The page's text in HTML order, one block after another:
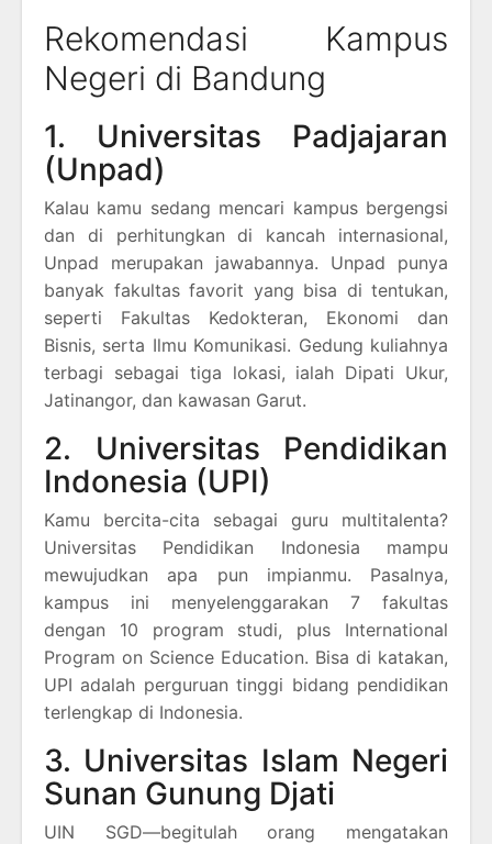
Rekomendasi Kampus
Negeri di Bandung
1. Universitas Padjajaran
(Unpad)
Kalau kamu sedang mencari kampus bergengsi
dan di perhitungkan di kancah internasional,
Unpad merupakan jawabannya. Unpad punya
banyak fakultas favorit yang bisa di tentukan,
seperti Fakultas Kedokteran, Ekonomi dan
Bisnis, serta Ilmu Komunikasi. Gedung kuliahnya
terbagi sebagai tiga lokasi, ialah Dipati Ukur,
Jatinangor, dan kawasan Garut.
2. Universitas Pendidikan
Indonesia (UPI)
Kamu bercita-cita sebagai guru multitalenta?
Universitas Pendidikan Indonesia mampu
mewujudkan apa pun impianmu. Pasalnya,
kampus ini menyelenggarakan 7 fakultas
dengan 10 program studi, plus International
Program on Science Education. Bisa di katakan,
UPI adalah perguruan tinggi bidang pendidikan
terlengkap di Indonesia.
3. Universitas Islam Negeri
Sunan Gunung Djati
UIN SGD—begitulah orang mengatakan